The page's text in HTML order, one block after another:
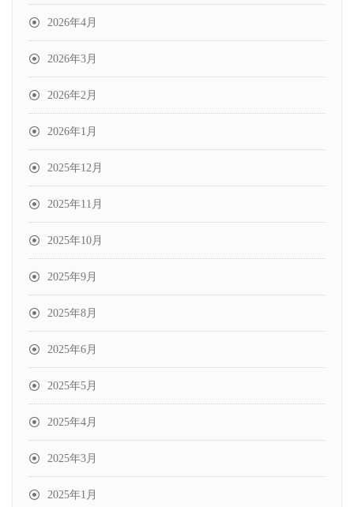
2026年4月
2026年3月
2026年2月
2026年1月
2025年12月
2025年11月
2025年10月
2025年9月
2025年8月
2025年6月
2025年5月
2025年4月
2025年3月
2025年1月